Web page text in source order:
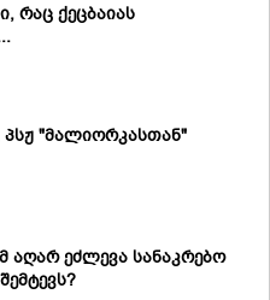
რაც ქეცბაიას
პსჟ "მალიორკასთან"
აღარ ეძლევა სანაკრებო